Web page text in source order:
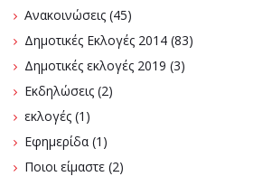
Ανακοινώσεις (45)
Δημοτικές Εκλογές 2014 (83)
Δημοτικές εκλογές 2019 (3)
Εκδηλώσεις (2)
εκλογές (1)
Εφημερίδα (1)
Ποιοι είμαστε (2)